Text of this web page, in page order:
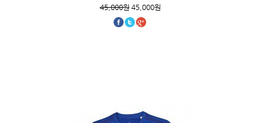
45,000원45,000원